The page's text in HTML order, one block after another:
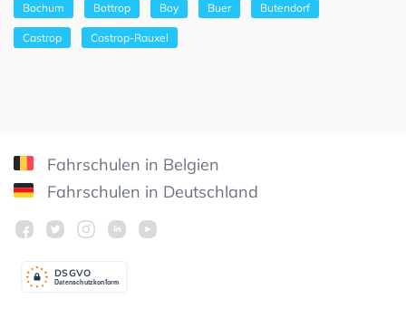
Bochum Bottrop Boy Buer Butendorf
Castrop Castrop-Rauxel
Fahrschulen in Belgien
Fahrschulen in Deutschland
Datenschutzkonform
DSGVO